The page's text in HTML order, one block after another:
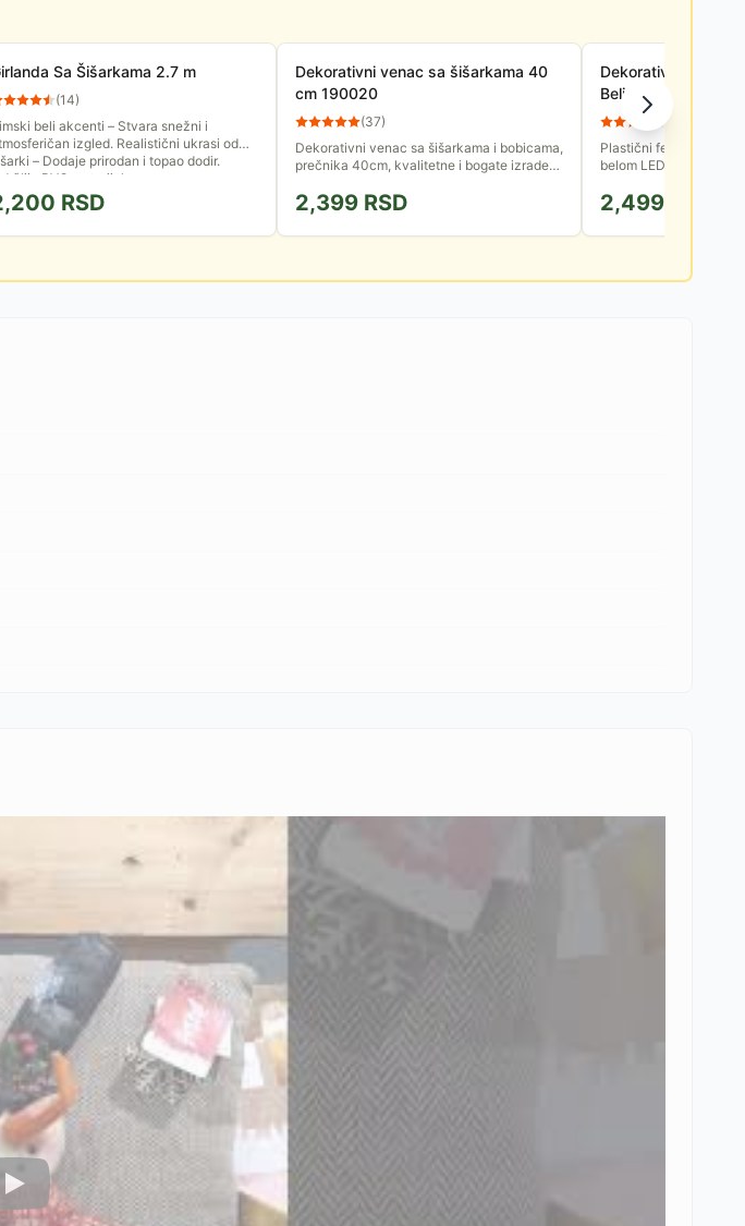
Sa Šišarkama 2.7 m
(14)
beli akcenti – Stvara snežni i
izgled. Realistični ukrasi od
– Dodaje prirodan i topao dodir.
PVC materijal za...
RSD
Dekorativni venac sa šišarkama 40
cm 190020
(37)
Dekorativni venac sa šišarkama i bobicama,
prečnika 40cm, kvalitetne i bogate izrade
vreme novogodišnjih i...
2,399 RSD
Dekorativna
Belićem LTN14
(
Plastični fenjer u
belom LED diodom.
snega. Moguć je
2,499